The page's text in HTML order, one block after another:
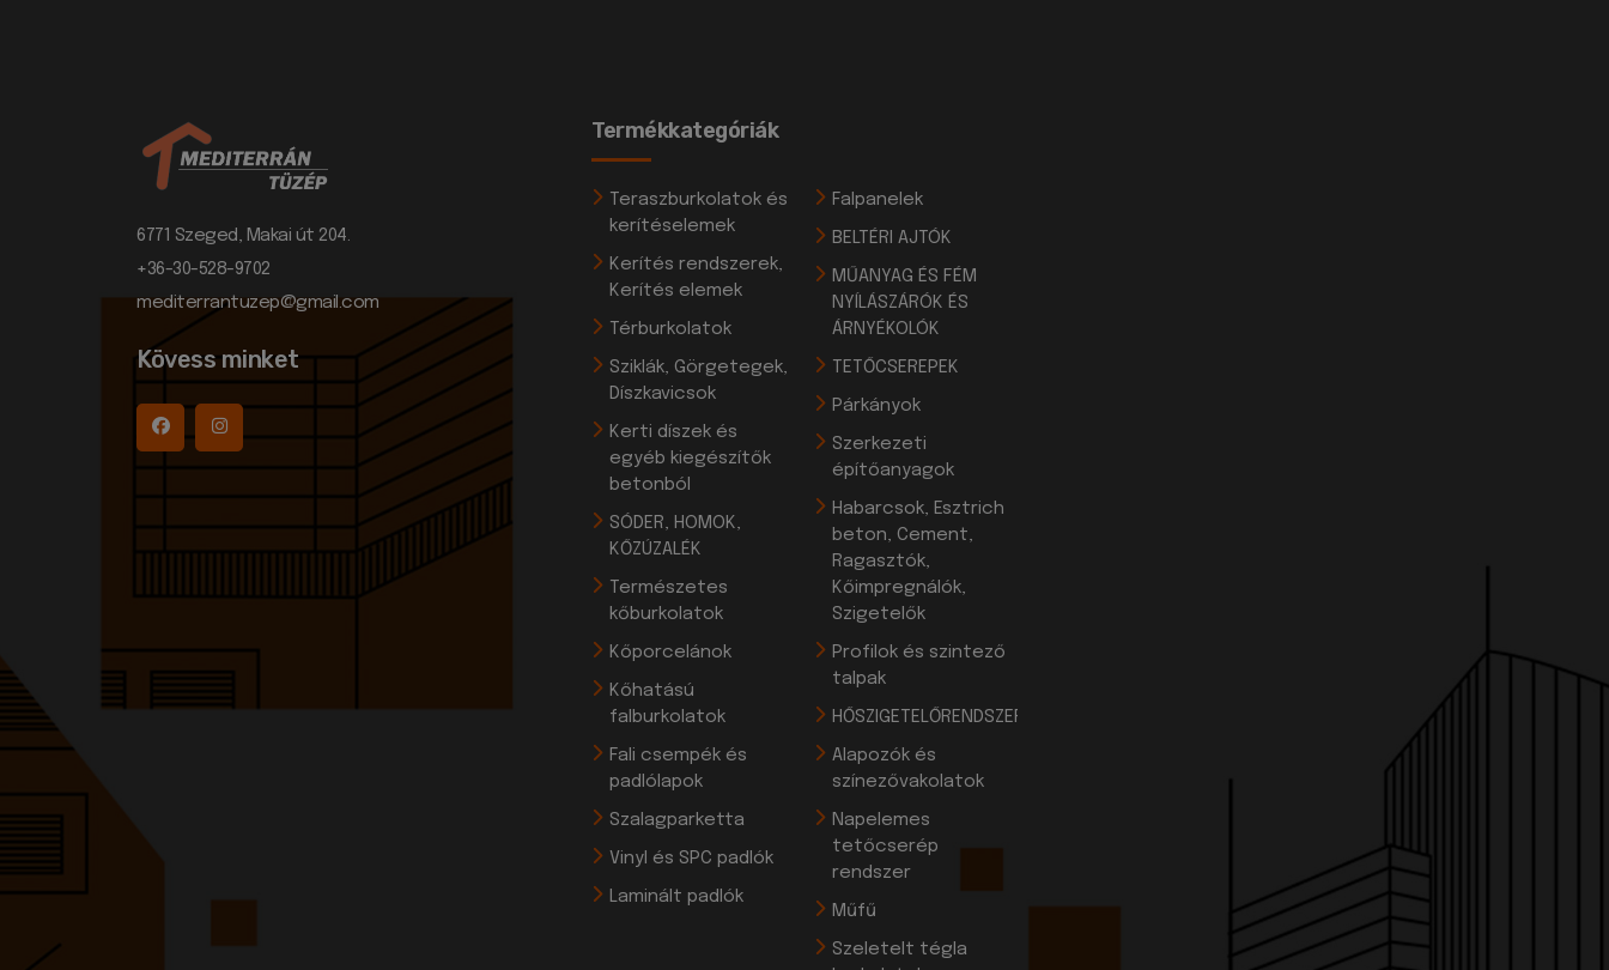
6771 Szeged, Makai út 204.
+36-30-528-9702
mediterrantuzep@gmail.com
Kövess minket
Termékkategóriák
Teraszburkolatok és
kerítéselemek
Kerítés rendszerek,
Kerítés elemek
Térburkolatok
Sziklák, Görgetegek,
Díszkavicsok
Kerti díszek és
egyéb kiegészítők
betonból
SÓDER, HOMOK,
KŐZÚZALÉK
Természetes
kőburkolatok
Kőporcelánok
Kőhatású
falburkolatok
Fali csempék és
padlólapok
Szalagparketta
Vinyl és SPC padlók
Laminált padlók
Falpanelek
BELTÉRI AJTÓK
MŰANYAG ÉS FÉM
NYÍLÁSZÁRÓK ÉS
ÁRNYÉKOLÓK
TETŐCSEREPEK
Párkányok
Szerkezeti
építőanyagok
Habarcsok, Esztrich
beton, Cement,
Ragasztók,
Kőimpregnálók,
Szigetelők
Profilok és szintező
talpak
HŐSZIGETELŐRENDSZEREK
Alapozók és
színezővakolatok
Napelemes
tetőcserép
rendszer
Műfű
Szeletelt tégla